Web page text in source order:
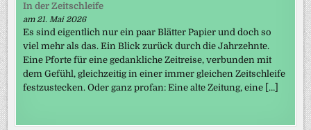
In der Zeitschleife
am 21. Mai 2026
Es sind eigentlich nur ein paar Blätter Papier und doch so
viel mehr als das. Ein Blick zurück durch die Jahrzehnte.
Eine Pforte für eine gedankliche Zeitreise, verbunden mit
dem Gefühl, gleichzeitig in einer immer gleichen Zeitschleife
festzustecken. Oder ganz profan: Eine alte Zeitung, eine […]